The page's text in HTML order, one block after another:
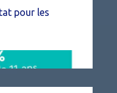
pour les